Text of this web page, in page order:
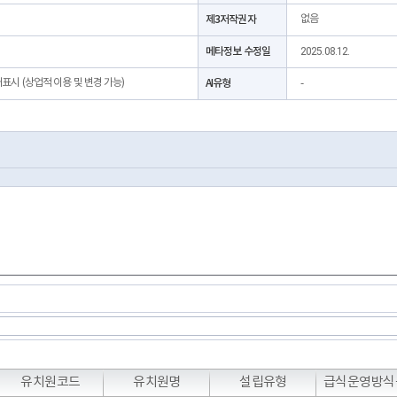
제3저작권자 없음
메타정보 수정일 2025.08.12.
시 (상업적 이용 및 변경 가능) AI유형 -
유치원코드 유치원명 설립유형